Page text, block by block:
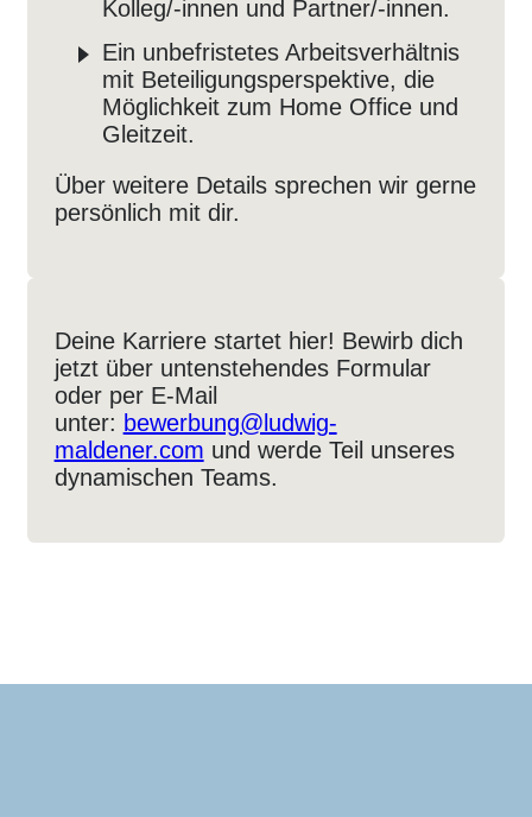
Kolleg/-innen und Partner/-innen.
Ein unbefristetes Arbeitsverhältnis
mit Beteiligungsperspektive, die
Möglichkeit zum Home Office und
Gleitzeit.
Über weitere Details sprechen wir gerne
persönlich mit dir.
Deine Karriere startet hier! Bewirb dich
jetzt über untenstehendes Formular
oder per E-Mail
unter: bewerbung@ludwig-
maldener.com und werde Teil unseres
dynamischen Teams.